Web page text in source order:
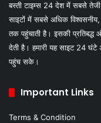
बस्ती टाइम्स 24 देश में सबसे तेजी
साइटों में सबसे अधिक विश्वसनीय,
तक पहुंचाती है। इसकी
देती है। हमारी यह साइट 24
पहुंच सके।
Important Links
Terms & Condition